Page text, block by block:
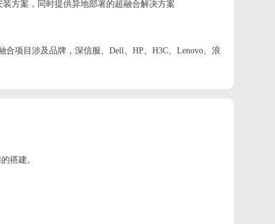
方案，同时提供异地部署的超融合解决方案
项目涉及品牌，深信服、Dell、HP、H3C、Lenovo、浪
搭建。